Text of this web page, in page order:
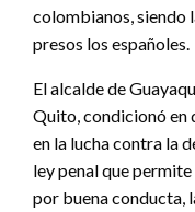
colombianos, siendo
presos los españoles.
El alcalde de
Quito, condicionó en
en la lucha contra la
ley penal que
por buena conducta,